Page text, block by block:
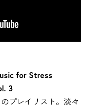
for Stress
3
プレイリスト。淡々